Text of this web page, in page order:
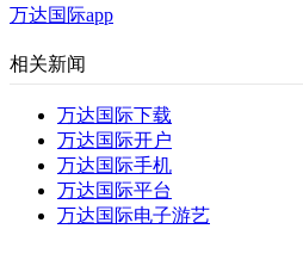
万达国际app
相关新闻
万达国际下载
万达国际开户
万达国际手机
万达国际平台
万达国际电子游艺